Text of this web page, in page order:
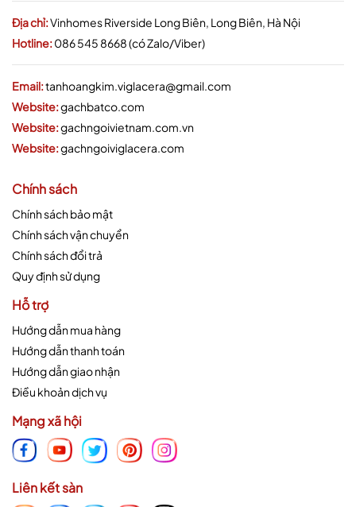
Địa chỉ:Vinhomes Riverside Long Biên, Long Biên, Hà Nội
Hotline:086 545 8668 (có Zalo/Viber)
Email:tanhoangkim.viglacera@gmail.com
Website:gachbatco.com
Website:gachngoivietnam.com.vn
Website:gachngoiviglacera.com
Chính sách
Chính sách bảo mật
Chính sách vận chuyển
Chính sách đổi trả
Quy định sử dụng
Hỗ trợ
Hướng dẫn mua hàng
Hướng dẫn thanh toán
Hướng dẫn giao nhận
Điều khoản dịch vụ
Mạng xã hội
Liên kết sàn